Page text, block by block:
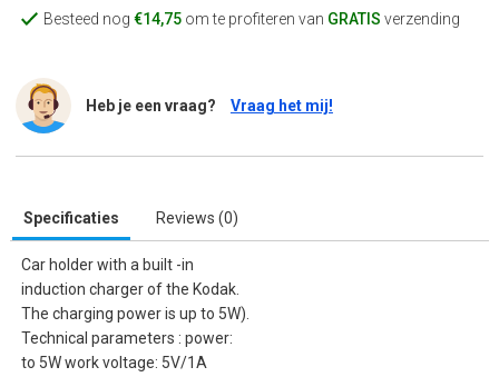
Besteed nog €14,75om te profiteren van GRATIS verzending
Heb je een vraag? Vraag het mij!
Specificaties Reviews (0)
Car holder with a built -in
induction charger of the Kodak.
The charging power is up to 5W).
Technical parameters : power:
to 5W work voltage: 5V/1A